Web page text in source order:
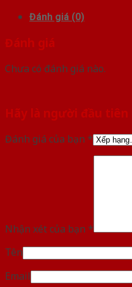
Đánh giá (0)
Đánh giá
Chưa có đánh giá nào.
Hãy là người đầu tiên
Đánh giá của bạn *
Nhận xét của bạn *
Tên
Email